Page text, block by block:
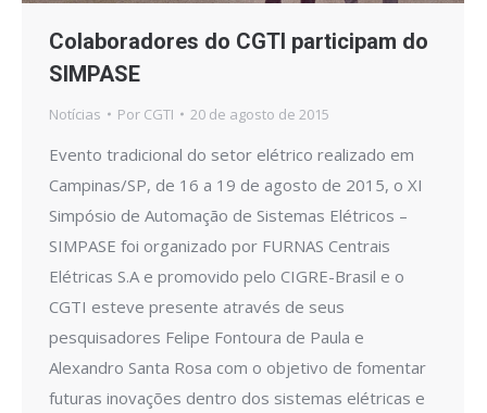
Colaboradores do CGTI participam do
SIMPASE
Notícias Por CGTI 20 de agosto de 2015
Evento tradicional do setor elétrico realizado em
Campinas/SP, de 16 a 19 de agosto de 2015, o XI
Simpósio de Automação de Sistemas Elétricos –
SIMPASE foi organizado por FURNAS Centrais
Elétricas S.A e promovido pelo CIGRE-Brasil e o
CGTI esteve presente através de seus
pesquisadores Felipe Fontoura de Paula e
Alexandro Santa Rosa com o objetivo de fomentar
futuras inovações dentro dos sistemas elétricas e